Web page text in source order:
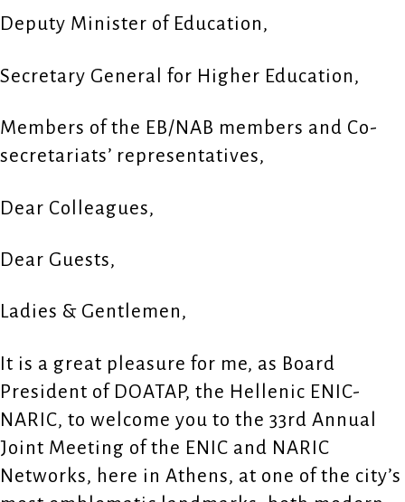
Deputy Minister of Education,
Secretary General for Higher Education,
Members of the EB/NAB members and Co-
secretariats’ representatives,
Dear Colleagues,
Dear Guests,
Ladies & Gentlemen,
It is a great pleasure for me, as Board
President of DOATAP, the Hellenic ENIC-
NARIC, to welcome you to the 33rd Annual
Joint Meeting of the ENIC and NARIC
Networks, here in Athens, at one of the city’s